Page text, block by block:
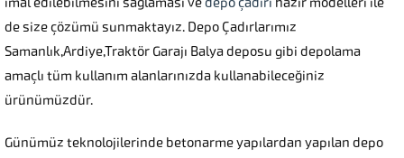
de size çözümü sunmaktayız. Depo Çadırlarımız
Samanlık,Ardiye,Traktör Garajı Balya deposu gibi depolama
amaçlı tüm kullanım alanlarınızda kullanabileceğiniz
ürünümüzdür.
Günümüz teknolojilerinde betonarme yapılardan yapılan depo